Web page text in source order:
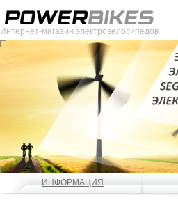
Интернет-магазин электровелосипедов
ИНФОРМАЦИЯ